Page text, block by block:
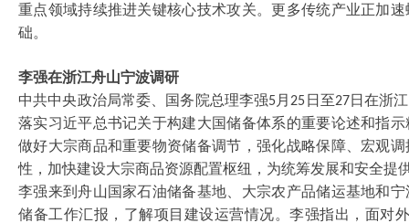
重点领域持续推进关键核心技术攻关。更多传统产业正加
础。
李强在浙江舟山宁波调研
中共中央政治局常委、国务院总理李强5月 25 日至27日在浙
落实习近平总书记关于构建大国储备体系的重要论述和指
做好大宗商品和重要物资储备调节，强化战略保障、宏观
性，加快建设大宗商品资源配置枢纽，为统筹发展和安全提
李强来到舟山国家石油储备基地、大宗农产品储运基地和
储备工作汇报，了解项目建设运营情况。李强指出，面对